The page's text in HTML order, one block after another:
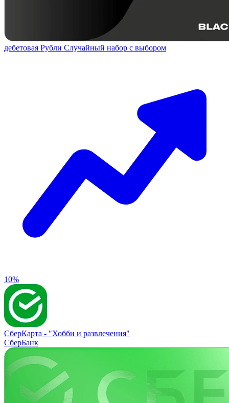
дебетовая Рубли Случайный набор с выбором
10%
СберКарта - "Хобби и развлечения"
СберБанк